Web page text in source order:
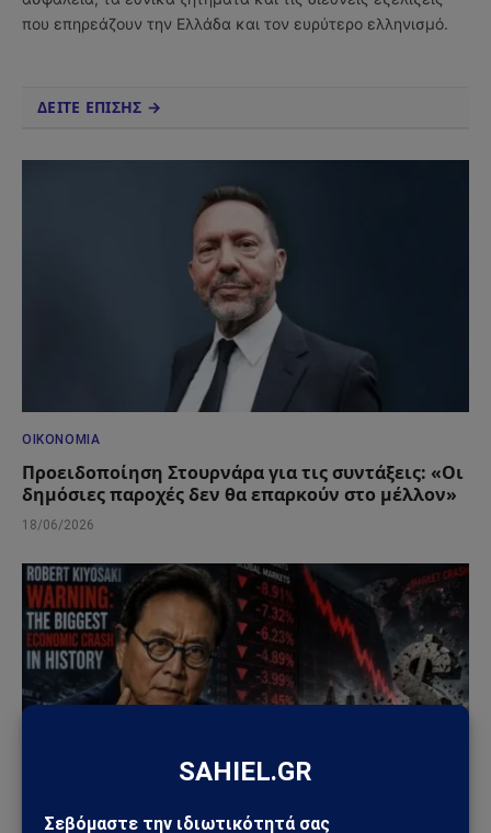
που επηρεάζουν την Ελλάδα και τον ευρύτερο ελληνισμό.
ΔΕΙΤΕ ΕΠΙΣΗΣ →
ΟΙΚΟΝΟΜΊΑ
Προειδοποίηση Στουρνάρα για τις συντάξεις: «Οι
δημόσιες παροχές δεν θα επαρκούν στο μέλλον»
18/06/2026